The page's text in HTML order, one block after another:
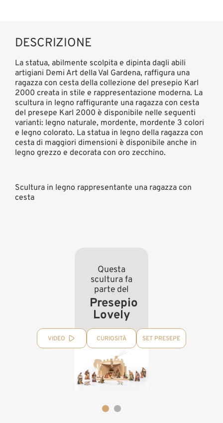
DESCRIZIONE
La statua, abilmente scolpita e dipinta dagli abili
artigiani Demi Art della Val Gardena, raffigura una
ragazza con cesta della collezione del presepio Karl
2000 creata in stile e rappresentazione moderna. La
scultura in legno raffigurante una ragazza con cesta
del presepe Karl 2000 è disponibile nelle seguenti
varianti: legno naturale, mordente, mordente 3 colori
e legno colorato. La statua in legno della ragazza con
cesta di maggiori dimensioni è disponibile anche in
legno grezzo e decorata con oro zecchino.
Scultura in legno rappresentante una ragazza con
cesta
Questa
scultura fa
parte del
Presepio
Lovely
VIDEO CURIOSITÀ SET PRESEPE